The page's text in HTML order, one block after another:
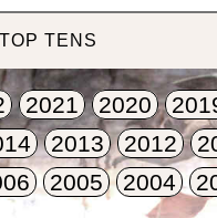
TOP TENS
2021 2020
2013 2012
2005 2004